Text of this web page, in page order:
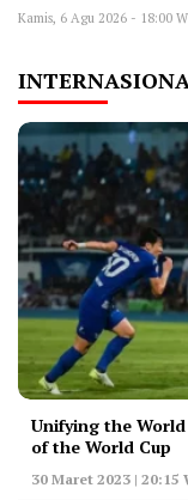
Kamis, 6 Agu 2026 - 18:00
Unifying the
of the World Cup
30 Maret 2023 | 20:15